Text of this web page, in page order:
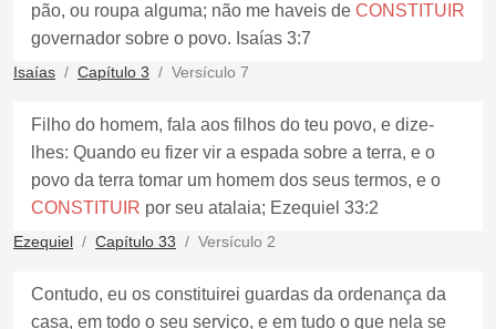
pão, ou roupa alguma; não me haveis de CONSTITUIR
governador sobre o povo. Isaías 3:7
Isaías Capítulo 3 Versículo 7
Filho do homem, fala aos filhos do teu povo, e dize-
lhes: Quando eu fizer vir a espada sobre a terra, e o
povo da terra tomar um homem dos seus termos, e o
CONSTITUIR por seu atalaia; Ezequiel 33:2
Ezequiel Capítulo 33 Versículo 2
Contudo, eu os constituirei guardas da ordenança da
casa, em todo o seu serviço, e em tudo o que nela se